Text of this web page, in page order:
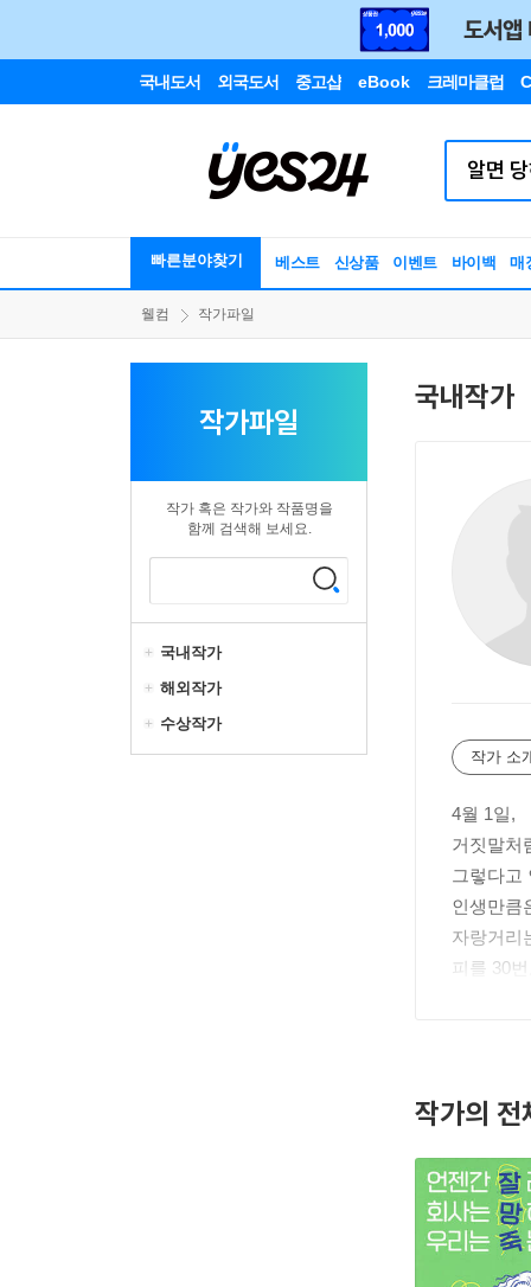
국내도서 외국도서 중고샵 eBook 크레마클럽
빠른분야찾기 베스트 신상품 이벤트 바이백 매
웰컴 작가파일
작가파일
작가 혹은 작가와 작품명을
함께 검색해 보세요.
국내작가
해외작가
수상작가
국내작가
작가 소
4월 1일,
거짓말처
그렇다고
인생만큼
자랑거리
피를 30
왕년에는
인종 차
성 정체
엘리베이
유튜버다.
작가의 전